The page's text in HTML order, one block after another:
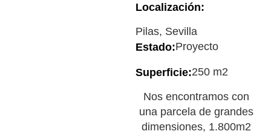
Localización:
Pilas, Sevilla
Estado:Proyecto
Superficie:250 m2
Nos encontramos con
una parcela de grandes
dimensiones, 1.800m2